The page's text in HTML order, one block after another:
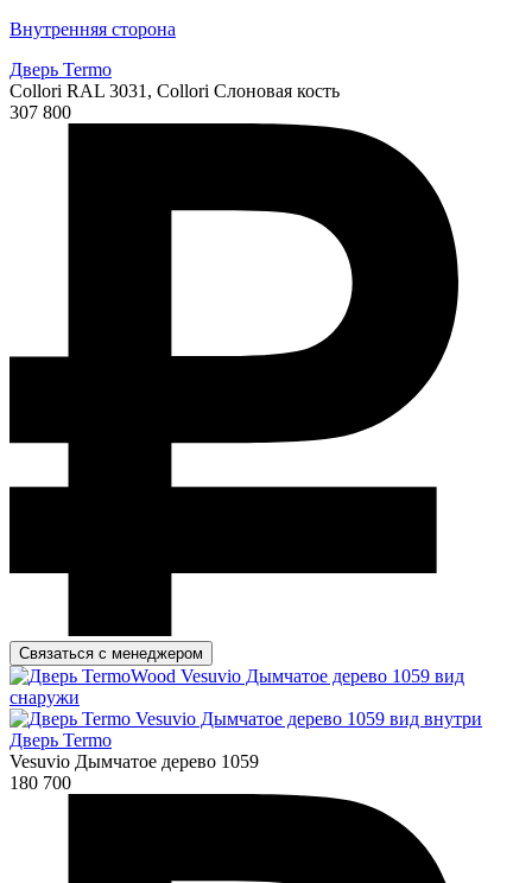
Внутренняя сторона
Дверь Termo
Collori RAL 3031, Collori Слоновая кость
307 800
Связаться с менеджером
Дверь Termo
Vesuvio Дымчатое дерево 1059
180 700